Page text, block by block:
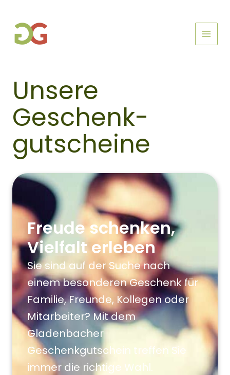
springen
Unsere
Geschenk-
gutscheine
Freude schenken,
Vielfalt erleben
Sie sind auf der Suche nach
einem besonderen Geschenk für
Familie, Freunde, Kollegen oder
Mitarbeiter? Mit dem
Gladenbacher
Geschenkgutschein treffen Sie
immer die richtige Wahl.